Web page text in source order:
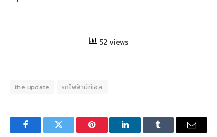
52 views
the update รถไฟฟ้าบีทีเอส
FacebookTwitter Pinterest LinkedInTumblr Email